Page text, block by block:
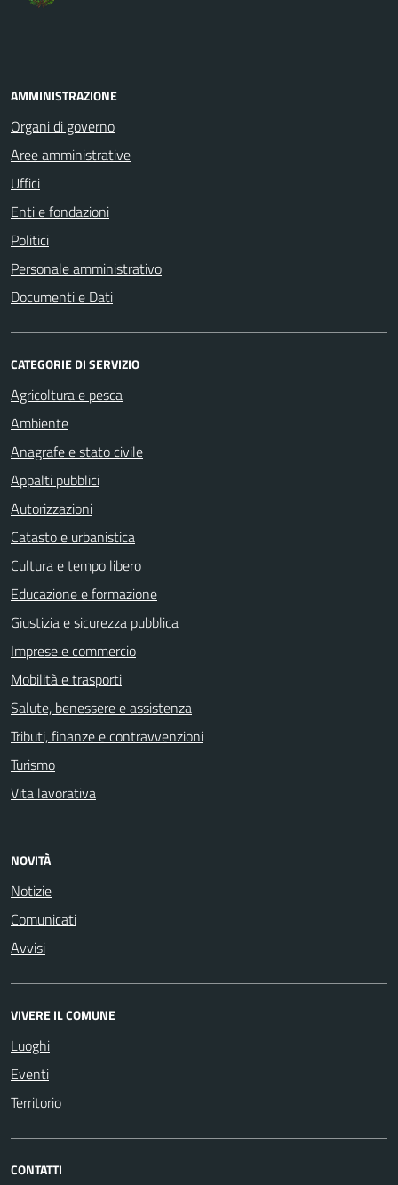
AMMINISTRAZIONE
Organi di governo
Aree amministrative
Uffici
Enti e fondazioni
Politici
Personale amministrativo
Documenti e Dati
CATEGORIE DI SERVIZIO
Agricoltura e pesca
Ambiente
Anagrafe e stato civile
Appalti pubblici
Autorizzazioni
Catasto e urbanistica
Cultura e tempo libero
Educazione e formazione
Giustizia e sicurezza pubblica
Imprese e commercio
Mobilità e trasporti
Salute, benessere e assistenza
Tributi, finanze e contravvenzioni
Turismo
Vita lavorativa
NOVITÀ
Notizie
Comunicati
Avvisi
VIVERE IL COMUNE
Luoghi
Eventi
Territorio
CONTATTI